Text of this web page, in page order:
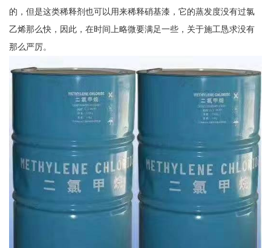
的，但是这类稀释剂也可以用来稀释硝基漆，它的蒸发度没有过氯
乙烯那么快，因此，在时间上略微要满足一些，关于施工恳求没有
那么严厉。